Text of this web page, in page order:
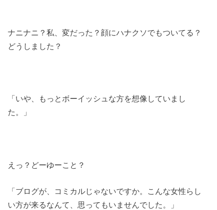
ナニナニ？私、変だった？顔にハナクソでもついてる？
どうしました？
「いや、もっとボーイッシュな方を想像していまし
た。」
えっ？どーゆーこと？
「ブログが、コミカルじゃないですか。こんな女性らし
い方が来るなんて、思ってもいませんでした。」